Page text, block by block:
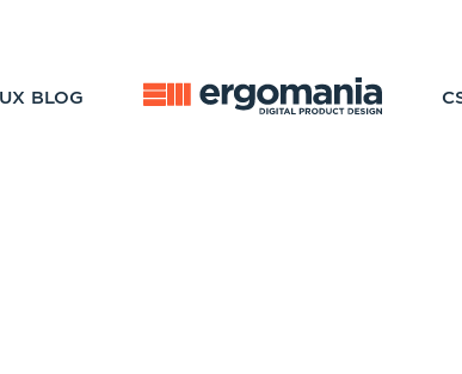
UX BLOG